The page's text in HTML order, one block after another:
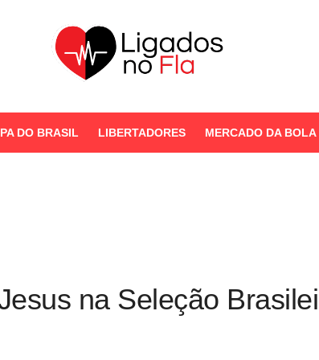
DO BRASIL LIBERTADORES MERCADO DA BOLA
na Seleção